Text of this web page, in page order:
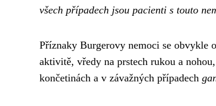
všech případech jsou pacienti s touto
Příznaky Burgerovy nemoci se obvykle
aktivitě, vředy na prstech rukou a
končetinách a v závažných případech